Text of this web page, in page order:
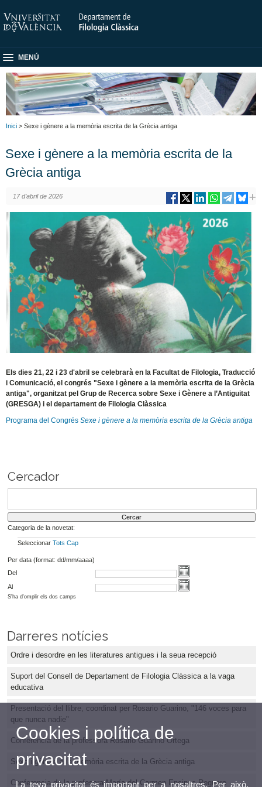
MENÚ
Inici > Sexe i gènere a la memòria escrita de la Grècia antiga
Sexe i gènere a la memòria escrita de la
Grècia antiga
17 d’abril de 2026
Els dies 21, 22 i 23 d'abril se celebrarà en la Facultat de Filologia, Traducció
i Comunicació, el congrés "Sexe i gènere a la memòria escrita de la Grècia
antiga", organitzat pel Grup de Recerca sobre Sexe i Gènere a l’Antiguitat
(GRESGA) i el departament de Filologia Clàssica
Programa del CongrésSexe i gènere a la memòria escrita de la Grècia antiga
Cercador
Categoria de la novetat:
Seleccionar Tots Cap
Per data (format: dd/mm/aaaa)
Del
Al
S'ha d'omplir els dos camps
Darreres notícies
Ordre i desordre en les literatures antigues i la seua recepció
Suport del Consell de Departament de Filologia Clàssica a la vaga
educativa
Presentació del llibre, coordinat per Rosario Guarino, "146 voces para
que nunca nadie"
Conferència de la professora Rosario Guarino Ortega
Sexe i gènere a la memòria escrita de la Grècia antiga
Conferencia de la profesora María del Carmen Encinas Reguero
Cookies i política de
privacitat
La teva privacitat és important per a nosaltres. Per això,